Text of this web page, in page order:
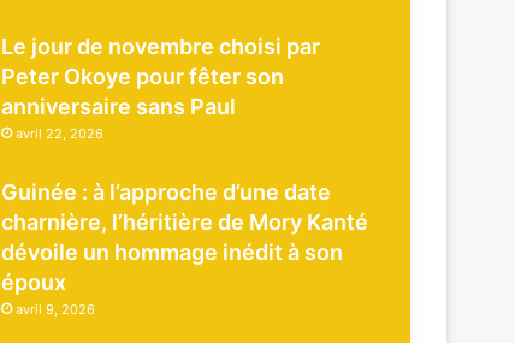
Le jour de novembre choisi par
Peter Okoye pour fêter son
anniversaire sans Paul
avril 22, 2026
Guinée : à l’approche d’une date
charnière, l’héritière de Mory Kanté
dévoile un hommage inédit à son
époux
avril 9, 2026